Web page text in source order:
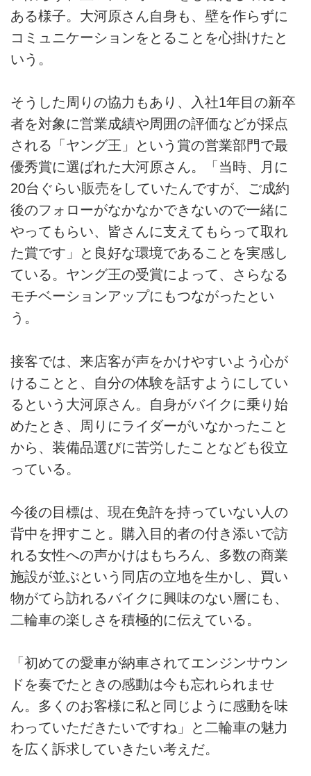
ある様子。大河原さん自身も、壁を作らずに
コミュニケーションをとることを心掛けたと
いう。
そうした周りの協力もあり、入社1年目の新卒
者を対象に営業成績や周囲の評価などが採点
される「ヤング王」という賞の営業部門で最
優秀賞に選ばれた大河原さん。「当時、月に
20台ぐらい販売をしていたんですが、ご成約
後のフォローがなかなかできないので一緒に
やってもらい、皆さんに支えてもらって取れ
た賞です」と良好な環境であることを実感し
ている。ヤング王の受賞によって、さらなる
モチベーションアップにもつながったとい
う。
接客では、来店客が声をかけやすいよう心が
けることと、自分の体験を話すようにしてい
るという大河原さん。自身がバイクに乗り始
めたとき、周りにライダーがいなかったこと
から、装備品選びに苦労したことなども役立
っている。
今後の目標は、現在免許を持っていない人の
背中を押すこと。購入目的者の付き添いで訪
れる女性への声かけはもちろん、多数の商業
施設が並ぶという同店の立地を生かし、買い
物がてら訪れるバイクに興味のない層にも、
二輪車の楽しさを積極的に伝えている。
「初めての愛車が納車されてエンジンサウン
ドを奏でたときの感動は今も忘れられませ
ん。多くのお客様に私と同じように感動を味
わっていただきたいですね」と二輪車の魅力
を広く訴求していきたい考えだ。